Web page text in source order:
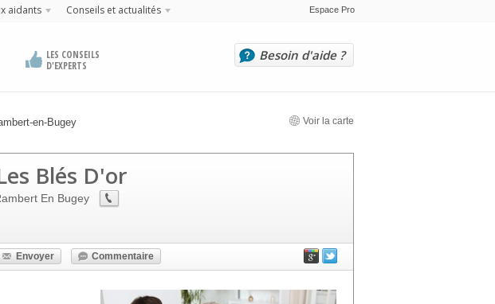
aidants Conseils et actualités Espace Pro
LES CONSEILS
D'EXPERTS
Besoin d'aide ?
en-Bugey Voir la carte
Blés D'or
En Bugey
Envoyer Commentaire